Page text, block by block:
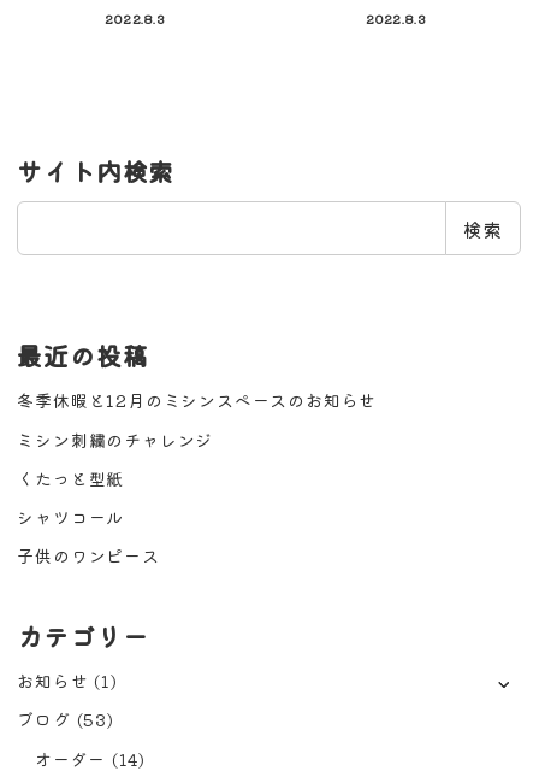
2022.8.3 2022.8.3
サイト内検索
索
検索
最近の投稿
冬季休暇と12月のミシンスペースのお知らせ
ミシン刺繍のチャレンジ
くたっと型紙
シャツコール
子供のワンピース
カテゴリー
お知らせ (1)
ブログ (53)
オーダー (14)